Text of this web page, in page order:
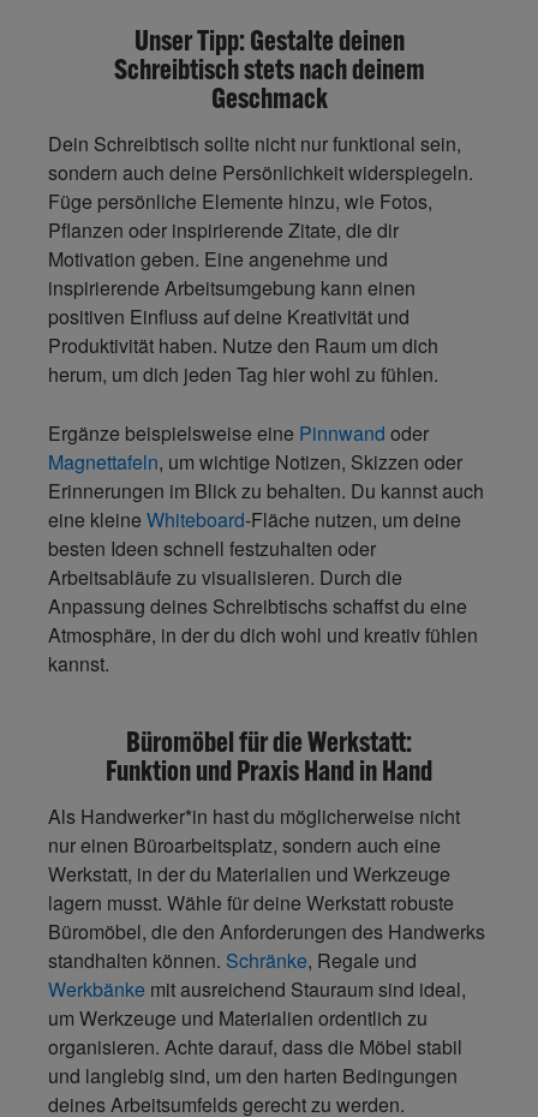
Unser Tipp: Gestalte deinen
Schreibtisch stets nach deinem
Geschmack
Dein Schreibtisch sollte nicht nur funktional sein,
sondern auch deine Persönlichkeit widerspiegeln.
Füge persönliche Elemente hinzu, wie Fotos,
Pflanzen oder inspirierende Zitate, die dir
Motivation geben. Eine angenehme und
inspirierende Arbeitsumgebung kann einen
positiven Einfluss auf deine Kreativität und
Produktivität haben. Nutze den Raum um dich
herum, um dich jeden Tag hier wohl zu fühlen.
Ergänze beispielsweise eine Pinnwand oder
Magnettafeln, um wichtige Notizen, Skizzen oder
Erinnerungen im Blick zu behalten. Du kannst auch
eine kleine Whiteboard-Fläche nutzen, um deine
besten Ideen schnell festzuhalten oder
Arbeitsabläufe zu visualisieren. Durch die
Anpassung deines Schreibtischs schaffst du eine
Atmosphäre, in der du dich wohl und kreativ fühlen
kannst.
Büromöbel für die Werkstatt:
Funktion und Praxis Hand in Hand
Als Handwerker*in hast du möglicherweise nicht
nur einen Büroarbeitsplatz, sondern auch eine
Werkstatt, in der du Materialien und Werkzeuge
lagern musst. Wähle für deine Werkstatt robuste
Büromöbel, die den Anforderungen des Handwerks
standhalten können. Schränke, Regale und
Werkbänke mit ausreichend Stauraum sind ideal,
um Werkzeuge und Materialien ordentlich zu
organisieren. Achte darauf, dass die Möbel stabil
und langlebig sind, um den harten Bedingungen
deines Arbeitsumfelds gerecht zu werden.